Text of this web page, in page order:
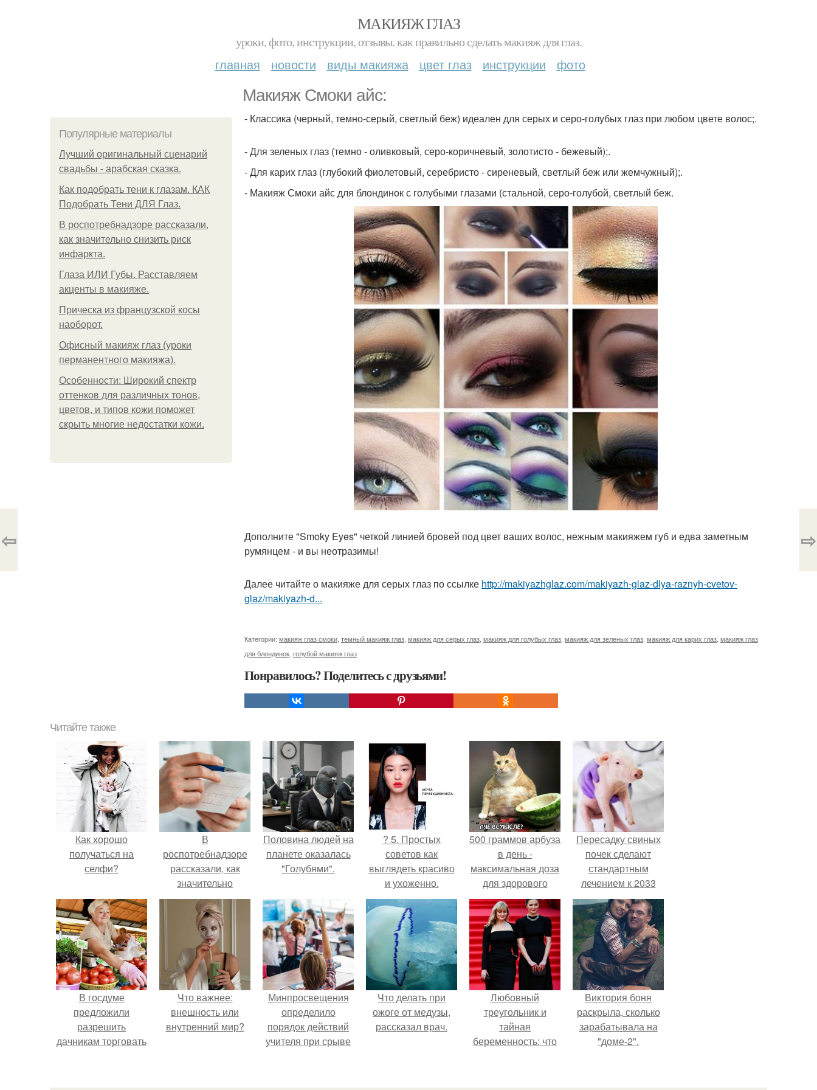
МАКИЯЖ ГЛАЗ
уроки, фото, инструкции, отзывы. как правильно сделать макияж для глаз.
главная новости виды макияжа цвет глаз инструкции фото
Макияж Смоки айс:
Популярные материалы
Лучший оригинальный сценарий
свадьбы - арабская сказка.
Как подобрать тени к глазам. КАК
Подобрать Тени ДЛЯ Глаз.
В роспотребнадзоре рассказали,
как значительно снизить риск
инфаркта.
Глаза ИЛИ Губы. Расставляем
акценты в макияже.
Прическа из французской косы
наоборот.
Офисный макияж глаз (уроки
перманентного макияжа).
Особенности: Широкий спектр
оттенков для различных тонов,
цветов, и типов кожи поможет
скрыть многие недостатки кожи.
- Классика (черный, темно-серый, светлый беж) идеален для серых и серо-голубых глаз при любом цвете волос;.
- Для зеленых глаз (темно - оливковый, серо-коричневый, золотисто - бежевый);.
- Для карих глаз (глубокий фиолетовый, серебристо - сиреневый, светлый беж или жемчужный);.
- Макияж Смоки айс для блондинок с голубыми глазами (стальной, серо-голубой, светлый беж.
Дополните "Smoky Eyes" четкой линией бровей под цвет ваших волос, нежным макияжем губ и едва заметным
румянцем - и вы неотразимы!
Далее читайте о макияже для серых глаз по ссылке http://makiyazhglaz.com/makiyazh-glaz-dlya-raznyh-cvetov-
glaz/makiyazh-d...
Категории: макияж глаз смоки темный макияж глаз макияж для серых глаз макияж для голубых глаз макияж для зеленых глаз макияж для карих глаз макияж глаз
для блондинок голубой макияж глаз
Понравилось? Поделитесь с друзьями!
⇦ ⇨
Читайте также
Как хорошо
получаться на
селфи?
В
роспотребнадзоре
рассказали, как
значительно
снизить риск
инфаркта.
Половина людей на
планете оказалась
"Голубями".
? 5. Простых
советов как
выглядеть красиво
и ухоженно.
500 граммов арбуза
в день -
максимальная доза
для здорового
взрослого,
предупредили
врачи.
Пересадку свиных
почек сделают
стандартным
лечением к 2033
году в Японии.
В госдуме
предложили
разрешить
дачникам торговать
в людных местах.
Что важнее:
внешность или
внутренний мир?
Минпросвещения
определило
порядок действий
учителя при срыве
Что делать при
ожоге от медузы,
рассказал врач.
Любовный
треугольник и
тайная
беременность: что
Михалкова?
Виктория боня
раскрыла, сколько
зарабатывала на
"доме-2".